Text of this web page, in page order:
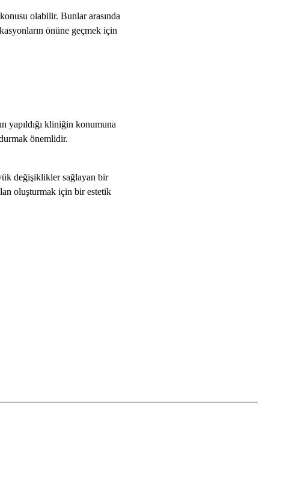
olabilir. Bunlar arasında
önüne geçmek için
yapıldığı kliniğin konumuna
önemlidir.
değişiklikler sağlayan bir
oluşturmak için bir estetik